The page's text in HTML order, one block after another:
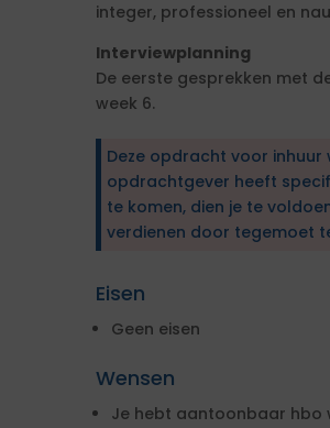
integer, professioneel en
Interviewplanning
De eerste gesprekken met
week 6.
Deze opdracht voor
opdrachtgever heeft
te komen, dien je te
verdienen door tegemoet
Eisen
Geen eisen
Wensen
Je hebt aantoonbaar hbo